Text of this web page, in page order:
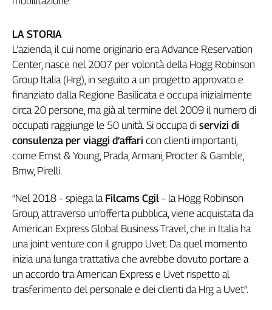
ragione
anni
Cgil
Collettiva
Academy
Play
Rubriche
Talk
La
Collettiva
Girasoli
Il
Sassolino
Linea
Economica
Tech
LA STORIA
L’azienda, il cui nome originario era Advance Reservation
Center, nasce nel 2007 per volontà della Hogg Robinson
Group Italia (Hrg), in seguito a un progetto approvato e
finanziato dalla Regione Basilicata e occupa inizialmente
circa 20 persone, ma già al termine del 2009 il numero di
occupati raggiunge le 50 unità. Si occupa di servizi di
consulenza per viaggi d’affari con clienti importanti,
come Ernst & Young, Prada, Armani, Procter & Gamble,
Bmw, Pirelli.
“Nel 2018 – spiega la Filcams Cgil – la Hogg Robinson
Group, attraverso un’offerta pubblica, viene acquistata da
American Express Global Business Travel, che in Italia ha
una joint venture con il gruppo Uvet. Da quel momento
inizia una lunga trattativa che avrebbe dovuto portare a
un accordo tra American Express e Uvet rispetto al
trasferimento del personale e dei clienti da Hrg a Uvet”.